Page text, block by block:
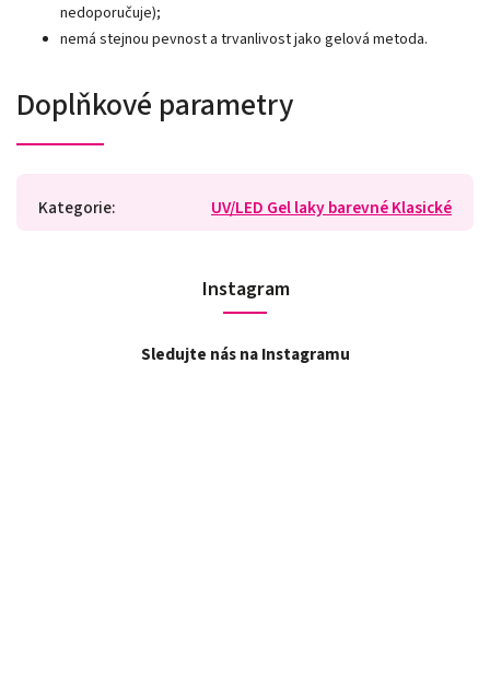
nedoporučuje);
nemá stejnou pevnost a trvanlivost jako gelová metoda.
Doplňkové parametry
Kategorie: UV/LED Gel laky barevné Klasické
Instagram
Sledujte nás na Instagramu